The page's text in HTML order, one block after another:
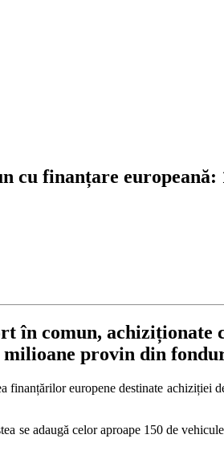
finanțare europeană:
în comun, achiziționate
milioane provin din
europene destinate achiziției
se adaugă celor aproape 150 de